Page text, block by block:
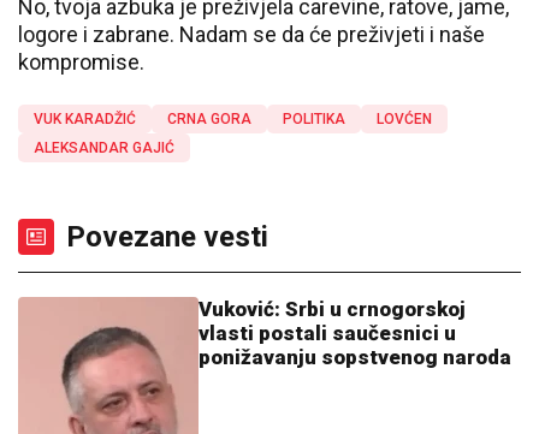
No, tvoja azbuka je preživjela carevine, ratove, jame,
logore i zabrane. Nadam se da će preživjeti i naše
kompromise.
VUK KARADŽIĆ CRNA GORA POLITIKA
LOVĆEN
ALEKSANDAR GAJIĆ
Povezane vesti
Vuković: Srbi u crnogorskoj
vlasti postali saučesnici u
ponižavanju sopstvenog naroda